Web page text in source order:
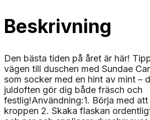
Beskrivning
Den bästa tiden på året är här!
vägen till duschen med Sundae
som socker med en hint av mint –
juldoften gör dig både fräsch och
festlig!Användning:1. Börja med
kroppen 2. Skaka flaskan